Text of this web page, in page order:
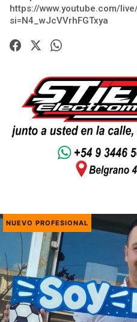
https://www.youtube.com/
si=N4_wJcVVrhFGTxya
NUEVO PROFESIONAL